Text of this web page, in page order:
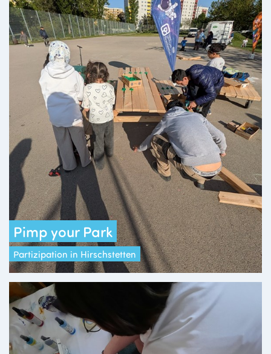
Pimp your Park
Partizipation in Hirschstetten